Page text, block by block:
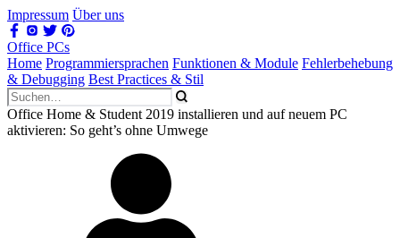
Impressum Über uns
Office PCs
Home Programmiersprachen Funktionen & Module Fehlerbehebung
& Debugging Best Practices & Stil
Office Home & Student 2019 installieren und auf neuem PC
aktivieren: So geht’s ohne Umwege